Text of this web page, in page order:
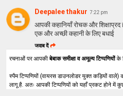
Deepalee thakur 7:22 pm
आपकी कहानियाँ रोचक और शिक्षाप्रद
एक और अच्छी कहानी के लिए बधाई
जवाब दें
रचनाओं पर आपकीबेबाक समीक्षा व अमूल्य टिप्पणियोंके
स्पैम टिप्पणियों (वायरस डाउनलोडर युक्त कड़ियों वाले)
लागू है. अतः आपकी टिप्पणियों को यहाँ प्रकट होने में